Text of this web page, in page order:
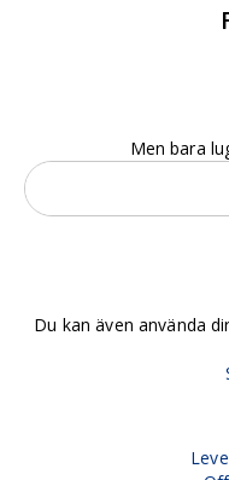
Men bara
Du kan även använda